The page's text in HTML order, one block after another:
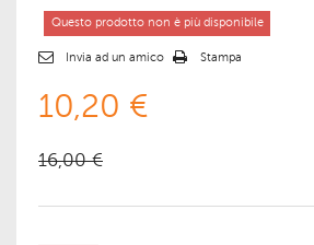
Questo prodotto non è più disponibile
Invia ad un amico Stampa
10,20 €
16,00 €